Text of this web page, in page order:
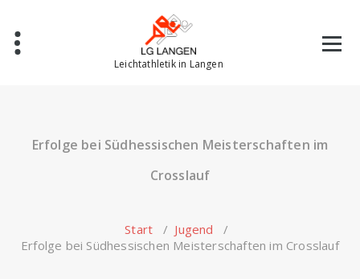
springen
Leichtathletik in Langen
Erfolge bei Südhessischen Meisterschaften im
Crosslauf
Start / Jugend /
Erfolge bei Südhessischen Meisterschaften im Crosslauf